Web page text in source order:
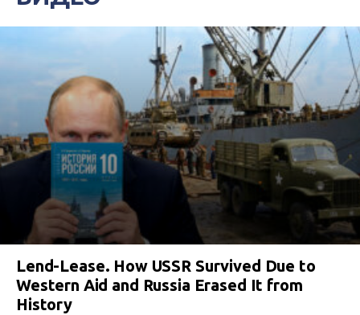
Lend-Lease. How USSR Survived Due to
Western Aid and Russia Erased It from
History